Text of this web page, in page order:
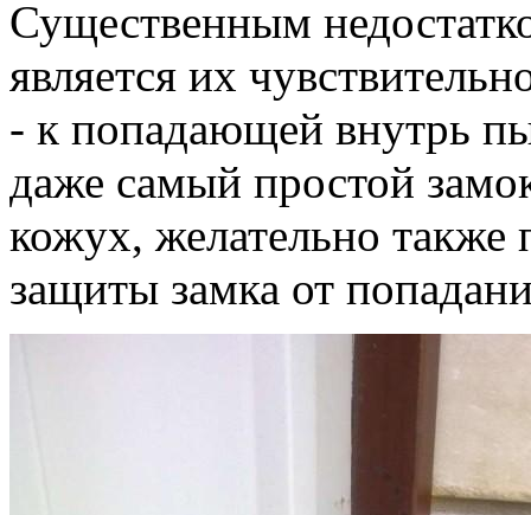
Существенным
является их
- к попадающей внутрь
даже самый простой
кожух, желательно также
защиты замка от